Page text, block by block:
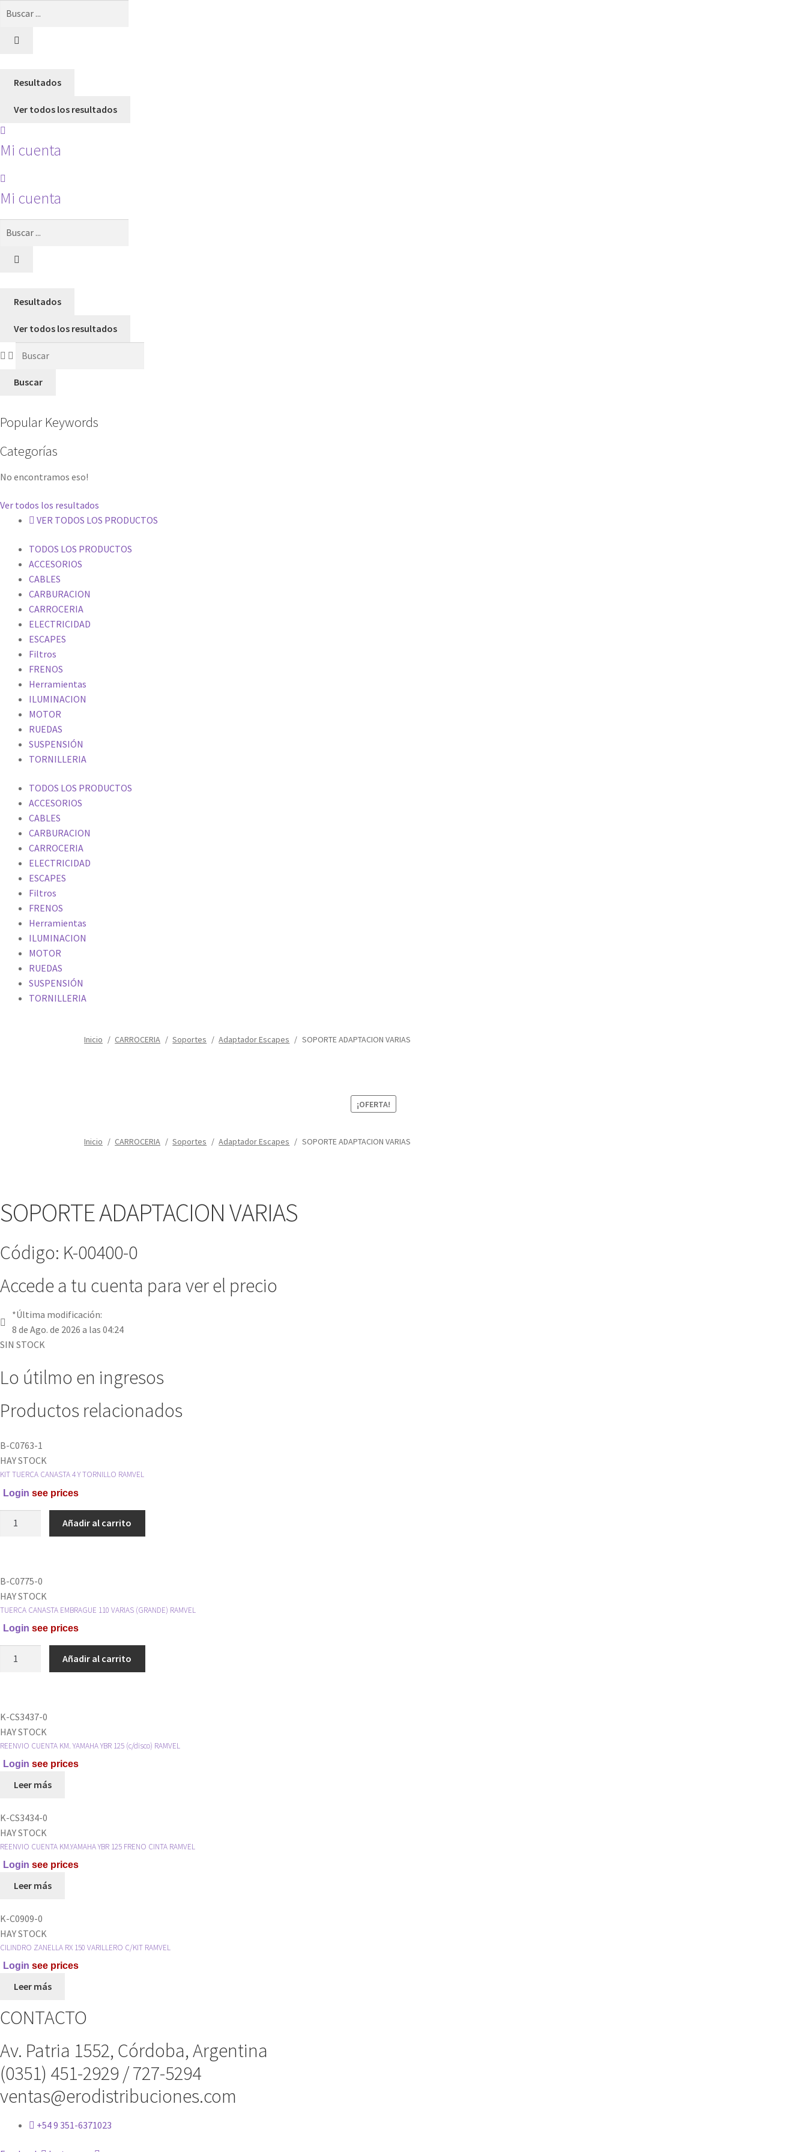
Resultados
Ver todos los resultados
Mi cuenta
Mi cuenta
Resultados
Ver todos los resultados
Buscar
Popular Keywords
Categorías
No encontramos eso!
Ver todos los resultados
VER TODOS LOS PRODUCTOS
TODOS LOS PRODUCTOS
ACCESORIOS
CABLES
CARBURACION
CARROCERIA
ELECTRICIDAD
ESCAPES
Filtros
FRENOS
Herramientas
ILUMINACION
MOTOR
RUEDAS
SUSPENSIÓN
TORNILLERIA
TODOS LOS PRODUCTOS
ACCESORIOS
CABLES
CARBURACION
CARROCERIA
ELECTRICIDAD
ESCAPES
Filtros
FRENOS
Herramientas
ILUMINACION
MOTOR
RUEDAS
SUSPENSIÓN
TORNILLERIA
Inicio / CARROCERIA / Soportes / Adaptador Escapes / SOPORTE ADAPTACION VARIAS
¡OFERTA!
Inicio / CARROCERIA / Soportes / Adaptador Escapes / SOPORTE ADAPTACION VARIAS
SOPORTE ADAPTACION VARIAS
Código: K-00400-0
Accede a tu cuenta para ver el precio
*Última modificación:
8 de Ago. de 2026 a las 04:24
SIN STOCK
Lo útilmo en ingresos
Productos relacionados
B-C0763-1
HAY STOCK
KIT TUERCA CANASTA 4 Y TORNILLO RAMVEL
Login see prices
Y
TORNILLO
RAMVEL
cantidad
Añadir al carrito
B-C0775-0
HAY STOCK
TUERCA CANASTA EMBRAGUE 110 VARIAS (GRANDE) RAMVEL
Login see prices
VARIAS
(GRANDE)
RAMVEL
cantidad
Añadir al carrito
K-CS3437-0
HAY STOCK
REENVIO CUENTA KM. YAMAHA YBR 125 (c/disco) RAMVEL
Login see prices
Leer más
K-CS3434-0
HAY STOCK
REENVIO CUENTA KM.YAMAHA YBR 125 FRENO CINTA RAMVEL
Login see prices
Leer más
K-C0909-0
HAY STOCK
CILINDRO ZANELLA RX 150 VARILLERO C/KIT RAMVEL
Login see prices
Leer más
CONTACTO
Av. Patria 1552, Córdoba, Argentina
(0351) 451-2929 / 727-5294
ventas@erodistribuciones.com
+54 9 351-6371023